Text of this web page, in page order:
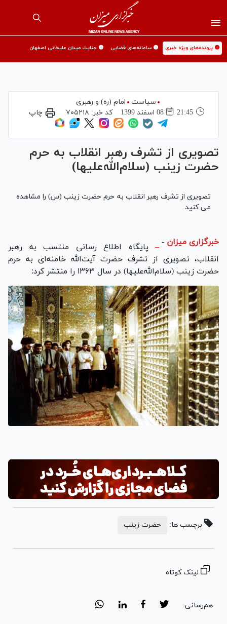
🟡 پرونده‌های ویژه خبری 🟡 سامانه‌های قضایی 🟡 جنایت میدان علیخانی اصفهان
سیاست
امام (ره) و رهبری
21:45
08 اسفند 1399 کد خبر: ۷۰۵۲۱۸ چاپ
تصویری از تشرف رهبر انقلاب به حرم
حضرت زینب (سلام‌الله‌علیها)
تصویری از تشرف رهبر انقلاب به حرم حضرت زینب (س) را مشاهده
می کنید.
خبرگزاری میزان -
– پایگاه اطلاع رسانی منتسب به رهبر
انقلاب، تصویری از تشرف حضرت آیت‌الله خامنه‌ای به حرم
حضرت زینب (سلام‌الله‌علیها) در سال ۱۳۶۳ را منتشر کرد:
برچسب ها: حضرت زینب
لینک کوتاه
هم‌رسانی: